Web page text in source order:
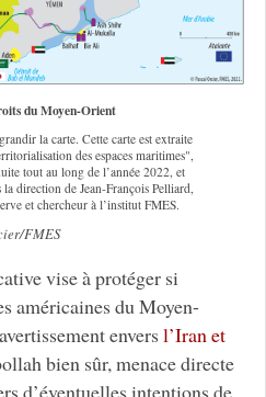
du Moyen-Orient
la carte. Cette carte est extraite
des espaces maritimes",
tout au long de l’année 2022, et
direction de Jean-François Pelliard,
et chercheur à l’institut FMES.
FMES
vise à protéger si
américaines du Moyen-
envers l’Iran et
bien sûr, menace directe